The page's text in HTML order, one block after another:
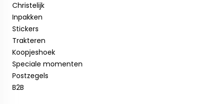
Christelijk
Inpakken
Stickers
Trakteren
Koopjeshoek
Speciale momenten
Postzegels
B2B